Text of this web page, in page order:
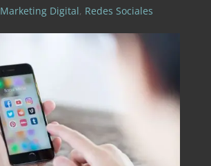
Marketing Digital, Redes Sociales